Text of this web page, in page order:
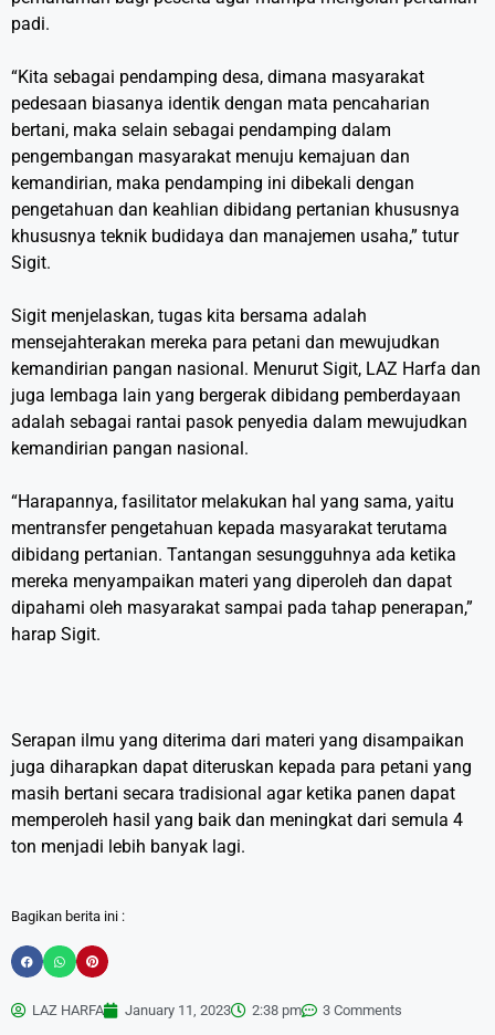
padi.
“Kita sebagai pendamping desa, dimana masyarakat
pedesaan biasanya identik dengan mata pencaharian
bertani, maka selain sebagai pendamping dalam
pengembangan masyarakat menuju kemajuan dan
kemandirian, maka pendamping ini dibekali dengan
pengetahuan dan keahlian dibidang pertanian khususnya
khususnya teknik budidaya dan manajemen usaha,” tutur
Sigit.
Sigit menjelaskan, tugas kita bersama adalah
mensejahterakan mereka para petani dan mewujudkan
kemandirian pangan nasional. Menurut Sigit, LAZ Harfa dan
juga lembaga lain yang bergerak dibidang pemberdayaan
adalah sebagai rantai pasok penyedia dalam mewujudkan
kemandirian pangan nasional.
“Harapannya, fasilitator melakukan hal yang sama, yaitu
mentransfer pengetahuan kepada masyarakat terutama
dibidang pertanian. Tantangan sesungguhnya ada ketika
mereka menyampaikan materi yang diperoleh dan dapat
dipahami oleh masyarakat sampai pada tahap penerapan,”
harap Sigit.
Serapan ilmu yang diterima dari materi yang disampaikan
juga diharapkan dapat diteruskan kepada para petani yang
masih bertani secara tradisional agar ketika panen dapat
memperoleh hasil yang baik dan meningkat dari semula 4
ton menjadi lebih banyak lagi.
Bagikan berita ini :
LAZ HARFA January 11, 2023 2:38 pm 3 Comments